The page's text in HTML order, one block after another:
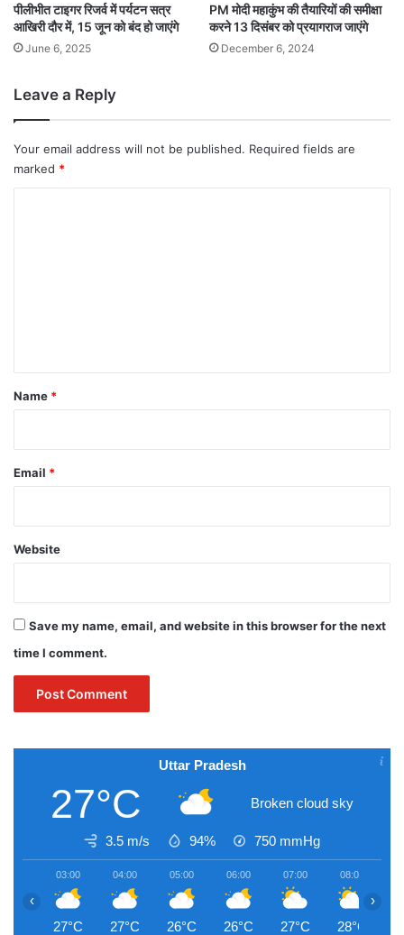
पीलीभीत टाइगर रिजर्व में पर्यटन सत्र
आखिरी दौर में, 15 जून को बंद हो जाएंगे
June 6, 2025
PM मोदी महाकुंभ की तैयारियों की समीक्षा
करने 13 दिसंबर को प्रयागराज जाएंगे
December 6, 2024
Leave a Reply
Your email address will not be published. Required fields are
marked *
*
Name *
Email *
Website
Save my name, email, and website in this browser for the next
time I comment.
Uttar Pradesh
27°C Broken cloud sky
3.5 m/s 94% 750 mmHg
03:00
27°C
04:00
27°C
05:00
26°C
06:00
26°C
07:00
27°C
08:00
28°C
‹ ›